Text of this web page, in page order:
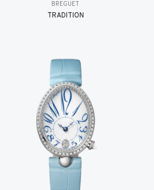
BREGUET
TRADITION